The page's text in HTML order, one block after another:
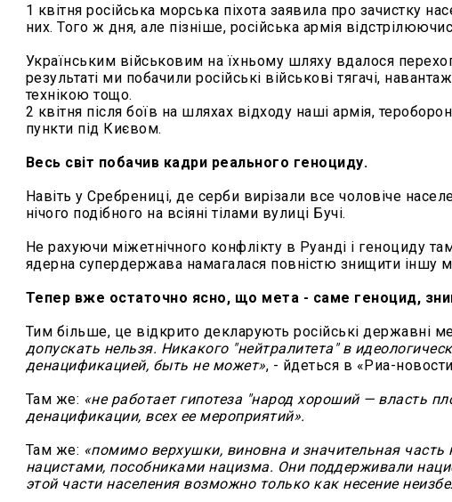
1 квітня російська морська піхота заявила про зачистку
них. Того ж дня, але пізніше, російська армія
Українським військовим на їхньому шляху вдалося
результаті ми побачили російські військові тягачі,
технікою тощо.
2 квітня після боїв на шляхах відходу наші армія,
пункти під Києвом.
Весь світ побачив кадри реального геноциду.
Навіть у Сребрениці, де серби вирізали все чоловіче
нічого подібного на всіяні тілами вулиці Бучі.
Не рахуючи міжетнічного конфлікту в Руанді і геноциду
ядерна супердержава намагалася повністю знищити іншу
Тепер вже остаточно ясно, що мета - саме геноцид,
Тим більше, це відкрито декларують російські державні
допускать нельзя. Никакого "нейтралитета" в
денацификацией, быть не может», - йдеться в «Риа-
Там же: «не работает гипотеза "народ хороший — власть
денацификации, всех ее мероприятий».
Там же: «помимо верхушки, виновна и значительная
нацистами, пособниками нацизма. Они поддерживали
этой части населения возможно только как несение